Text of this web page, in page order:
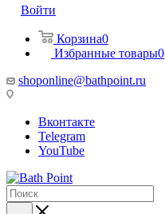
Войти
Корзина0
Избранные товары0
shoponline@bathpoint.ru
Вконтакте
Telegram
YouTube